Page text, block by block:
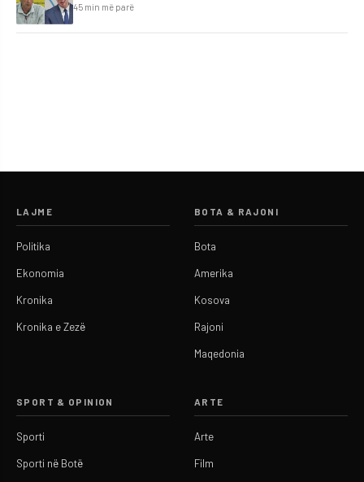
45 min më parë
LAJME
Politika
Ekonomia
Kronika
Kronika e Zezë
BOTA & RAJONI
Bota
Amerika
Kosova
Rajoni
Maqedonia
SPORT & OPINION
Sporti
Sporti në Botë
ARTE
Arte
Film